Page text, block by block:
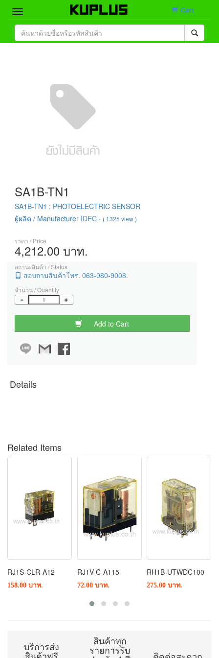
Home
Cart
SA1B-TN1
SA1B-TN1 : PHOTOELECTRIC SENSOR
ผู้ผลิต / Manufacturer IDEC · ( 1325 view )
ราคา / Price
4,212.00 บาท.
สถานะสินค้า / Status
สอบถามสินค้าโทร. 063-080-9008.
จำนวน / Quantity
Add to Cart
Details
Related Items
RJ1S-CLR-A12
158.00 บาท.
RJ1V-C-A115
72.00 บาท.
RH1B-UTWDC100
275.00 บาท.
บริการส่ง
สินค้าฟรี
สินค้าทุก
รายการรับ